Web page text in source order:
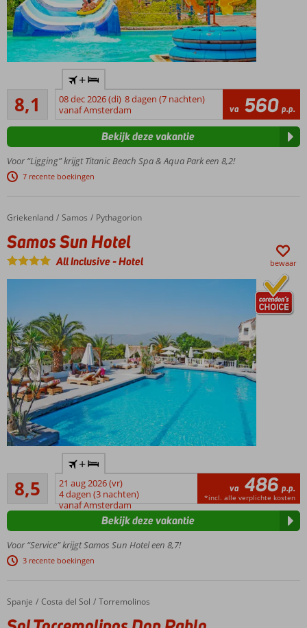
5
restaurants
én een
Food Court
Direct aan
privéstrand
Aquafun
alert!
Geweldig
aquapark
veel
glijbanen
familiekamers
bestaande uit
restaurants
en bars
8,1
Zeer goed
301
beoordelingen
+
08 dec 2026 (di) 8 dagen (7 nachten)
vanaf Amsterdam
va 560 p.p.
Voor “Ligging” krijgt Titanic Beach Spa & Aqua Park een 8,2!
7 recente boekingen
Bekijk deze vakantie
Home
Griekenland Samos Pythagorion
Samos Sun Hotel
Samos Sun Hotel
All Inclusive-Hotel bewaar
Neem een
verfrissende
duik in het
fijne
zwembad!
ligging vlak
bij
Pythagorion
Gratis
shuttleservice
strand
8,5
Aanrader
722
beoordelingen
+
21 aug 2026 (vr)
4 dagen (3 nachten)
vanaf Amsterdam
va 486 p.p.
*incl. alle verplichte kosten
Voor “Service” krijgt Samos Sun Hotel een 8,7!
3 recente boekingen
Bekijk deze vakantie
Home
Spanje Costa del Sol Torremolinos
Sol Torremolinos Don Pablo